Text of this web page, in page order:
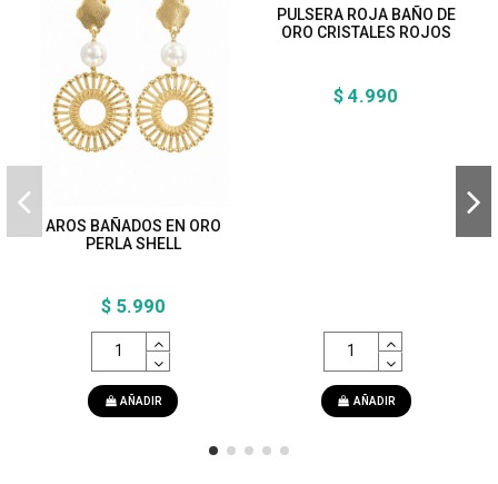
AROS BAÑADOS EN ORO
PERLA SHELL
$ 5.990
AÑADIR
PULSERA ROJA BAÑO DE
ORO CRISTALES ROJOS
$ 4.990
AÑADIR